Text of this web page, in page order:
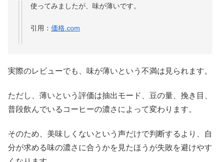
使ってみましたが、味が薄いです。
引用： 価格.com
実際のレビューでも、味が薄いという不満は見られます。
ただし、薄いという評価は抽出モード、豆の量、挽き目、
普段飲んでいるコーヒーの濃さによって変わります。
そのため、美味しくないという声だけで判断するより、自
分が求める味の濃さに合うかを見たほうが失敗を避けやす